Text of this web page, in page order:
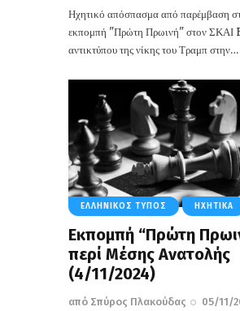
Ηχητικό απόσπασμα από παρέμβαση
εκπομπή "Πρώτη Πρωινή" στον ΣΚΑΙ
αντικτύπου της νίκης του Τραμπ στην…
ΕΛΛΗΝΙΚΌΣ ΤΎΠΟΣ ΗΧΗΤΙΚΆ
Εκπομπή “Πρώτη
περί Μέσης Ανατολής
(4/11/2024)
από Σπύρος Πλακούδας 05/11/